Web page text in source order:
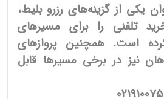
یکی از گزینه‌های رزرو بلیط،
تلفنی را برای مسیرهای
است. همچنین پروازهای
نیز در برخی مسیرها قابل